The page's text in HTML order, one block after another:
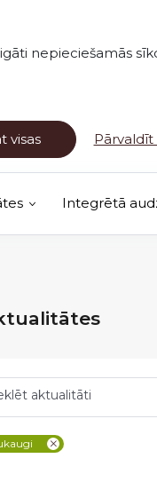
nepieciešamās
visas
Integrētā
aktualitāti